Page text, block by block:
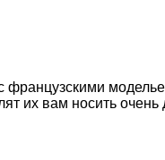
французскими
их вам носить